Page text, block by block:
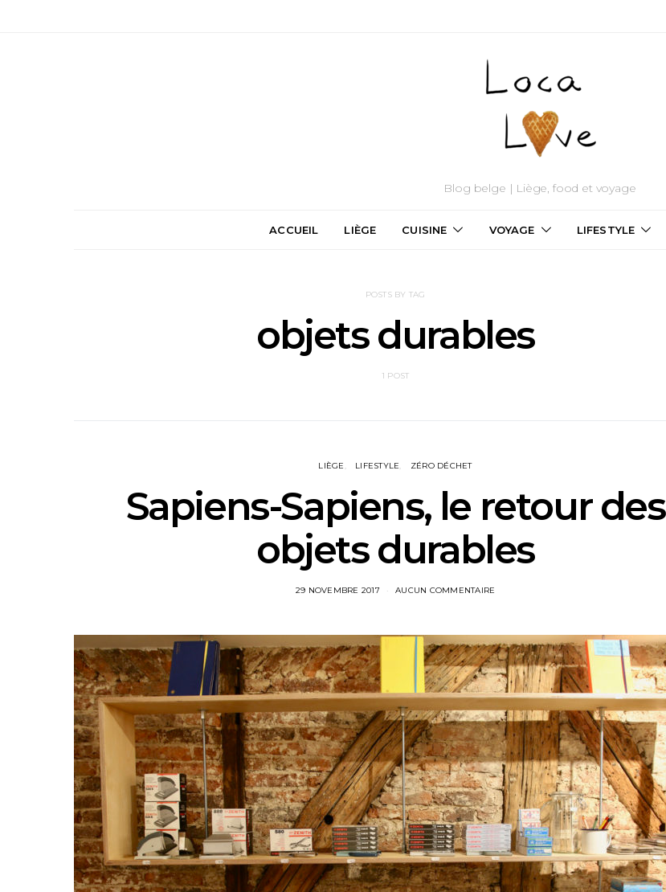
Blog belge | Liège, food et voyage
ACCUEIL LIÈGE CUISINE VOYAGE LIFESTYLE
POSTS BY TAG
objets durables
1 POST
LIÈGE LIFESTYLE ZÉRO DÉCHET
Sapiens-Sapiens, le retour des
objets durables
29 NOVEMBRE 2017 AUCUN COMMENTAIRE